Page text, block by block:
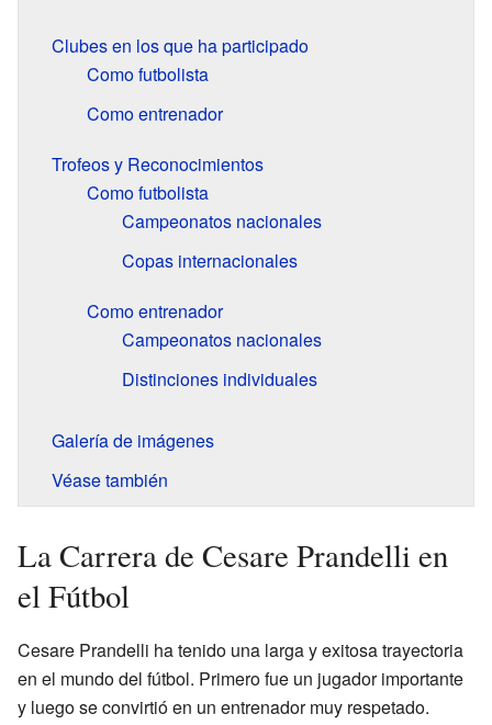
Clubes en los que ha participado
Como futbolista
Como entrenador
Trofeos y Reconocimientos
Como futbolista
Campeonatos nacionales
Copas internacionales
Como entrenador
Campeonatos nacionales
Distinciones individuales
Galería de imágenes
Véase también
La Carrera de Cesare Prandelli en
el Fútbol
Cesare Prandelli ha tenido una larga y exitosa trayectoria
en el mundo del fútbol. Primero fue un jugador importante
y luego se convirtió en un entrenador muy respetado.